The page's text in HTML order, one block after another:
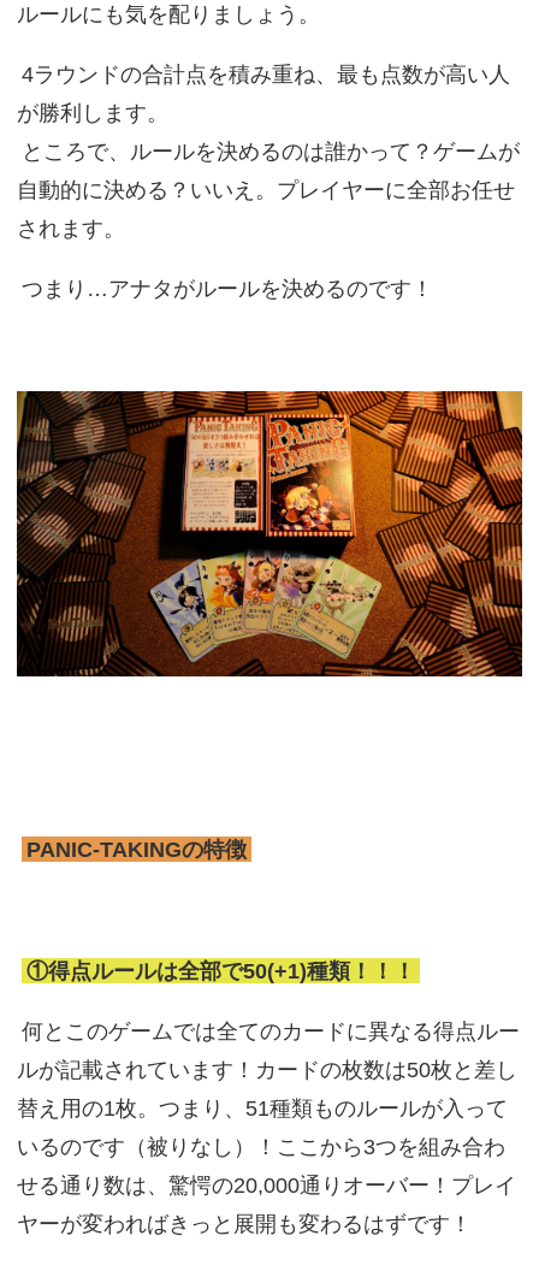
ルールにも気を配りましょう。
4ラウンドの合計点を積み重ね、最も点数が高い人
が勝利します。
ところで、ルールを決めるのは誰かって？ゲームが
自動的に決める？いいえ。プレイヤーに全部お任せ
されます。
つまり…アナタがルールを決めるのです！
PANIC-TAKINGの特徴
①得点ルールは全部で50(+1)種類！！！
何とこのゲームでは全てのカードに異なる得点ルー
ルが記載されています！カードの枚数は50枚と差し
替え用の1枚。つまり、51種類ものルールが入って
いるのです（被りなし）！ここから3つを組み合わ
せる通り数は、驚愕の20,000通りオーバー！プレイ
ヤーが変わればきっと展開も変わるはずです！